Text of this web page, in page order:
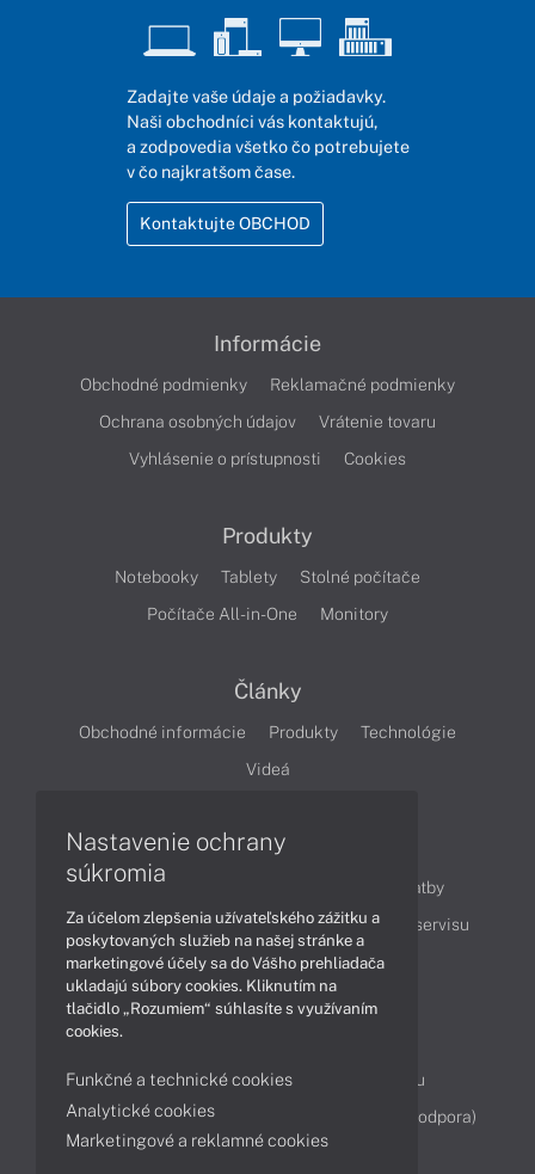
Zadajte vaše údaje a požiadavky.
Naši obchodníci vás kontaktujú,
a zodpovedia všetko čo potrebujete
v čo najkratšom čase.
Kontaktujte OBCHOD
Informácie
Obchodné podmienky
Reklamačné podmienky
Ochrana osobných údajov
Vrátenie tovaru
Vyhlásenie o prístupnosti
Cookies
Produkty
Notebooky Tablety
Stolné počítače
Počítače All-in-One
Monitory
Články
Obchodné informácie Produkty
Technológie
Videá
Obsah
Ako nakupovať
Možnosti doručenia a platby
Podpora a servis
Servisné služby Cenník servisu
Kontakty
Servisné oddelenie
Reklamácia tovaru
Diagnostiky online
TeamViewer (vzdialená podpora)
Nastavenie ochrany
súkromia
Za účelom zlepšenia užívateľského zážitku a
poskytovaných služieb na našej stránke a
marketingové účely sa do Vášho prehliadača
ukladajú súbory cookies. Kliknutím na
tlačidlo „Rozumiem“ súhlasíte s využívaním
cookies.
Funkčné a technické cookies
Analytické cookies
Marketingové a reklamné cookies